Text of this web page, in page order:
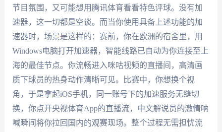
节目氛围，又可能想用腾讯体育看看特色评球。没有加
速器，这一切都是空谈。而当你使用具备上述功能的加
速器时，场景是这样的：赛前，你在欧洲的宿舍里，用
Windows电脑打开加速器，智能线路已自动为你连接至上
海的最佳节点。你流畅进入咪咕视频的直播间，高清画
质下球员的热身动作清晰可见。比赛中，你想换个视
角，于是拿起iOS手机，同一账号下的加速服务无缝切
换，你点开央视体育App的直播流，中文解说员的激情呐
喊瞬间将你拉回国内的观赛现场。整个过程无需担忧流